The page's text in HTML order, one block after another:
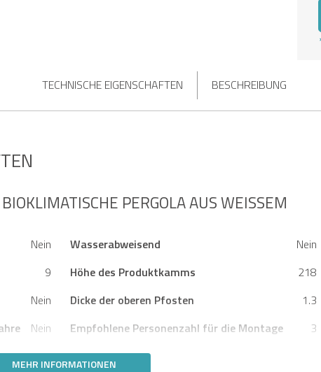
TECHNISCHE EIGENSCHAFTEN BESCHREIBUNG
PERGOLA AUS WEISSEM A
Nein Wasserabweisend
Nein
9 Höhe des Produktkamms
218
Nein Dicke der oberen Pfosten
1.3
Nein Empfohlene Personenzahl für die Montage 3
MEHR INFORMATIONEN